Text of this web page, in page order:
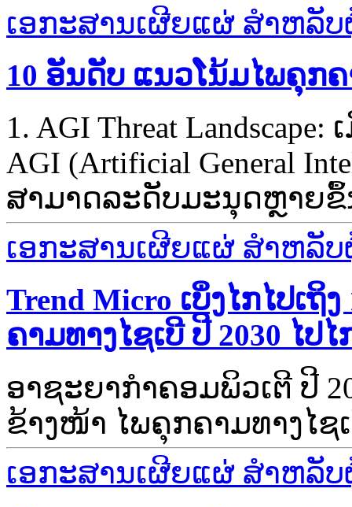
ເອກະສານເຜີຍແຜ່ ສຳຫລັ
10 ອັນດັບ ແນວໂນ້ມໄພຄຸກຄ
1. AGI Threat
AGI (Artificial General
ສາມາດລະດັບມະນຸດຫຼາຍ
ເອກະສານເຜີຍແຜ່ ສຳຫລັ
Trend Micro ເບິ່ງໄກໄປເ
ຄາມທາງໄຊເບີ ປີ 2030 ໄ
ອາຊະຍາກໍາຄອມພິວເຕີ ປີ
ຂ້າງໜ້າ ໄພຄຸກຄາມທາງໄ
ເອກະສານເຜີຍແຜ່ ສຳຫລັ